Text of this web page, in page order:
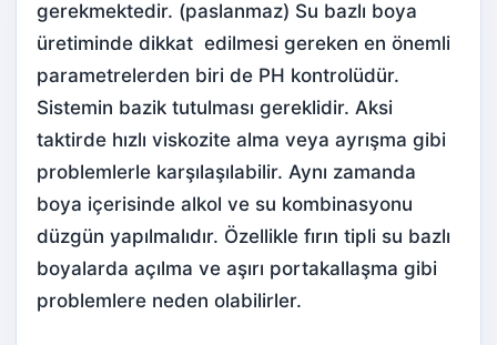
gerekmektedir. (paslanmaz) Su bazlı boya
üretiminde dikkat edilmesi gereken en önemli
parametrelerden biri de PH kontrolüdür.
Sistemin bazik tutulması gereklidir. Aksi
taktirde hızlı viskozite alma veya ayrışma gibi
problemlerle karşılaşılabilir. Aynı zamanda
boya içerisinde alkol ve su kombinasyonu
düzgün yapılmalıdır. Özellikle fırın tipli su bazlı
boyalarda açılma ve aşırı portakallaşma gibi
problemlere neden olabilirler.